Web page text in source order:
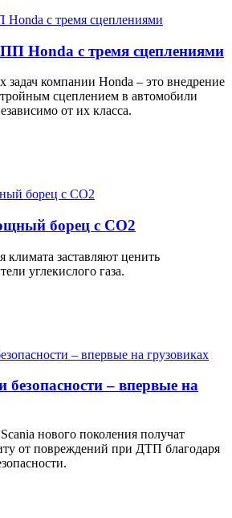
Honda с тремя сцеплениями
задач компании Honda – это внедрение
сцеплением в автомобили
от их класса.
борец с CO2
климата заставляют ценить
углекислого газа.
– впервые на
нового поколения получат
от повреждений при ДТП благодаря